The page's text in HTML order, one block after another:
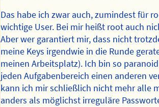
Das habe ich zwar auch, zumindest für
wichtige User. Bei mir heißt root auch
Aber wer garantiert mir, dass nicht
meine Keys irgendwie in die Runde
meinen Arbeitsplatz). Ich bin so
jeden Aufgabenbereich einen anderen
kann ich mir schließlich nicht mehr alle
anders als möglichst irreguläre